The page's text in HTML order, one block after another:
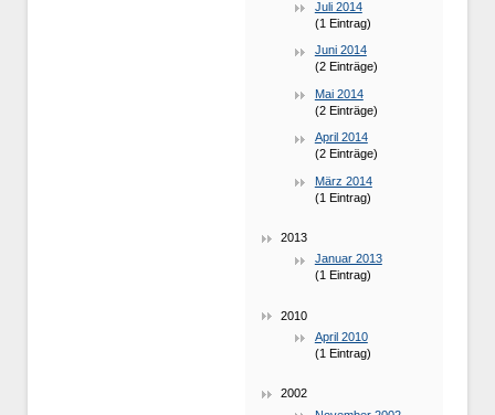
Juli 2014
(1 Eintrag)
Juni 2014
(2 Einträge)
Mai 2014
(2 Einträge)
April 2014
(2 Einträge)
März 2014
(1 Eintrag)
2013
Januar 2013
(1 Eintrag)
2010
April 2010
(1 Eintrag)
2002